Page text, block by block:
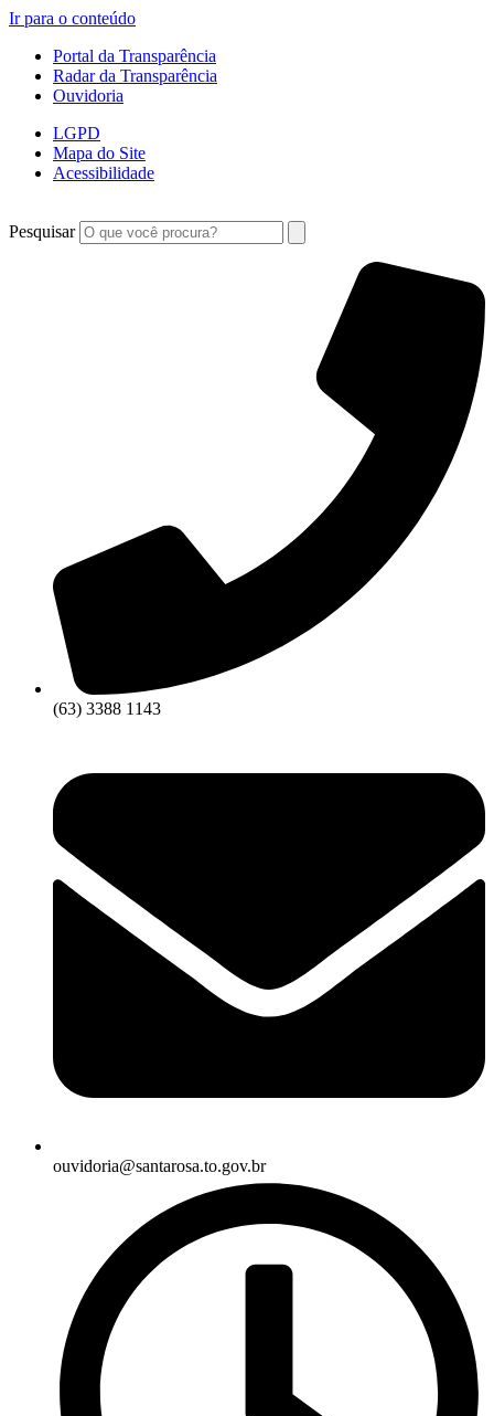
Ir para o conteúdo
Portal da Transparência
Radar da Transparência
Ouvidoria
LGPD
Mapa do Site
Acessibilidade
Pesquisar
(63) 3388 1143
ouvidoria@santarosa.to.gov.br